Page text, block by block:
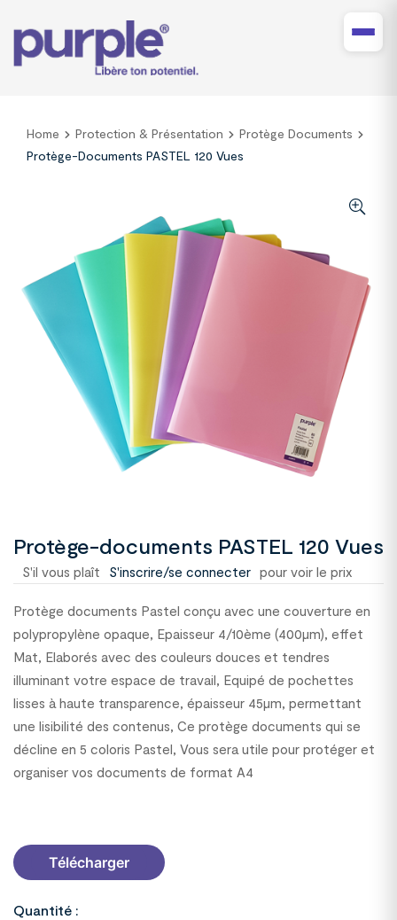
Home Protection & Présentation
Protège Documents
Protège-Documents PASTEL 120 Vues
Protège-documents PASTEL 120 Vues
S'il vous plaît S'inscrire/se connecter pour voir le prix
Protège documents Pastel conçu avec une couverture en
polypropylène opaque, Epaisseur 4/10ème (400µm), effet
Mat, Elaborés avec des couleurs douces et tendres
illuminant votre espace de travail, Equipé de pochettes
lisses à haute transparence, épaisseur 45µm, permettant
une lisibilité des contenus, Ce protège documents qui se
décline en 5 coloris Pastel, Vous sera utile pour protéger et
organiser vos documents de format A4
Télécharger
Quantité :